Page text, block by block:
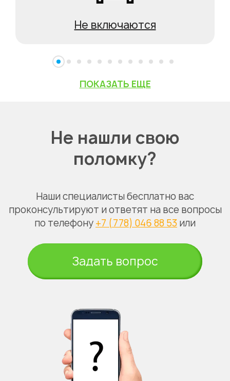
Не включаются
ПОКАЗАТЬ ЕЩЕ
Не нашли свою
поломку?
Наши специалисты бесплатно вас
проконсультируют и ответят на все вопросы
по телефону +7 (778) 046 88 53 или
Задать вопрос